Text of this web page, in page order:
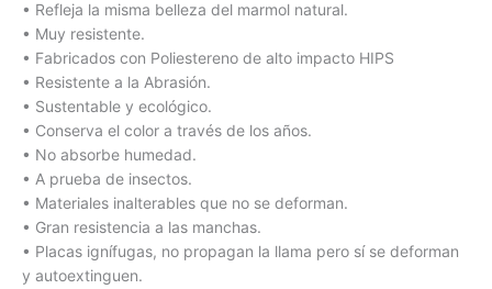
• Refleja la misma belleza del marmol natural.
• Muy resistente.
• Fabricados con Poliestereno de alto impacto HIPS
• Resistente a la Abrasión.
• Sustentable y ecológico.
• Conserva el color a través de los años.
• No absorbe humedad.
• A prueba de insectos.
• Materiales inalterables que no se deforman.
• Gran resistencia a las manchas.
• Placas ignífugas, no propagan la llama pero sí se deforman
y autoextinguen.